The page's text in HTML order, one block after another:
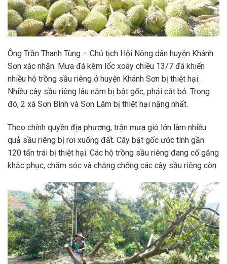
Ông Trần Thanh Tùng – Chủ tịch Hội Nông dân huyện Khánh
Sơn xác nhận. Mưa đá kèm lốc xoáy chiều 13/7 đã khiến
nhiều hộ trồng sầu riêng ở huyện Khánh Sơn bị thiệt hại.
Nhiều cây sầu riêng lâu năm bị bật gốc, phải cắt bỏ. Trong
đó, 2 xã Sơn Bình và Sơn Lâm bị thiệt hại nặng nhất.
Theo chính quyền địa phương, trận mưa gió lớn làm nhiều
quả sầu riêng bị rơi xuống đất. Cây bật gốc ước tính gần
120 tấn trái bị thiệt hại. Các hộ trồng sầu riêng đang cố gắng
khắc phục, chăm sóc và chằng chống các cây sầu riêng còn